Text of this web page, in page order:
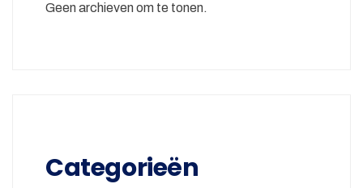
Geen archieven om te tonen.
Categorieën